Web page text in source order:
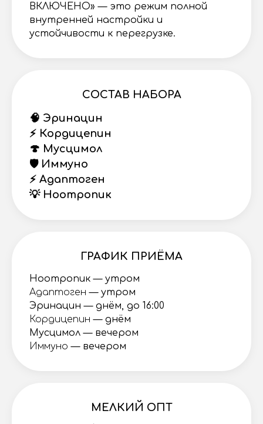
ВКЛЮЧЕНО» — это режим полной
внутренней настройки и
устойчивости к перегрузке.
СОСТАВ НАБОРА
🧠 Эринацин
⚡️ Кордицепин
🍄 Мусцимол
🛡️ Иммуно
⚡️ Адаптоген
💡 Ноотропик
ГРАФИК ПРИЁМА
Ноотропик — утром
Адаптоген— утром
Эринацин — днём, до 16:00
Кордицепин— днём
Мусцимол — вечером
Иммуно— вечером
МЕЛКИЙ ОПТ